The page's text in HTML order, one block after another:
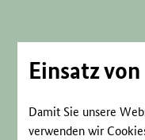
Einsatz
Damit Sie unsere
verwenden wir